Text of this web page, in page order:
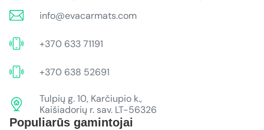
info@evacarmats.com
+370 633 71191
+370 638 52691
Tulpių g. 10, Karčiupio k.,
Kaišiadorių r. sav. LT-56326
Populiarūs gamintojai